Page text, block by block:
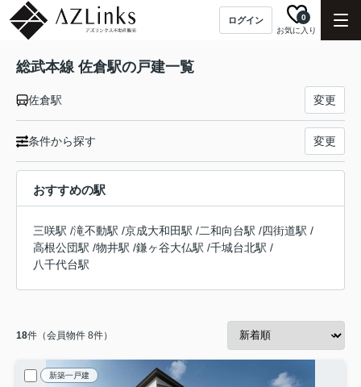
ログイン
お気に入り
0
総武本線 佐倉駅の戸建一覧
佐倉駅 変更
条件から探す 変更
おすすめの駅
三咲駅 /滝不動駅 /京成大和田駅 /二和向台駅 /四街道駅 /
高根公団駅 /物井駅 /鎌ヶ谷大仏駅 /千城台北駅 /
八千代台駅
18件（会員物件 8件）
新築一戸建